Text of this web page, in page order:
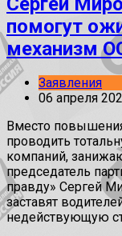
помогут
механизм
Заявления
06 апреля
Вместо
проводить
компаний,
председатель
правду» Сергей
заставят
недействующую